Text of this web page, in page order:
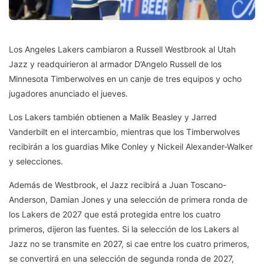
Los Angeles Lakers cambiaron a Russell Westbrook al Utah
Jazz y readquirieron al armador D’Angelo Russell de los
Minnesota Timberwolves en un canje de tres equipos y ocho
jugadores anunciado el jueves.
Los Lakers también obtienen a Malik Beasley y Jarred
Vanderbilt en el intercambio, mientras que los Timberwolves
recibirán a los guardias Mike Conley y Nickeil Alexander-Walker
y selecciones.
Además de Westbrook, el Jazz recibirá a Juan Toscano-
Anderson, Damian Jones y una selección de primera ronda de
los Lakers de 2027 que está protegida entre los cuatro
primeros, dijeron las fuentes. Si la selección de los Lakers al
Jazz no se transmite en 2027, si cae entre los cuatro primeros,
se convertirá en una selección de segunda ronda de 2027,